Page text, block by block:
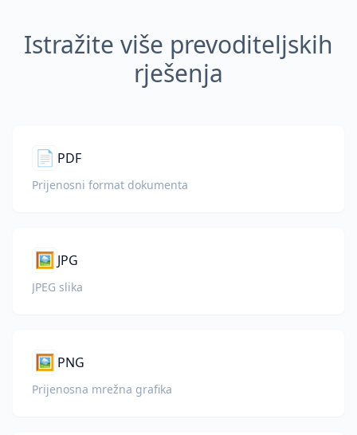
Istražite više prevoditeljskih
rješenja
📄 PDF
Prijenosni format dokumenta
🖼️ JPG
JPEG slika
🖼️ PNG
Prijenosna mrežna grafika